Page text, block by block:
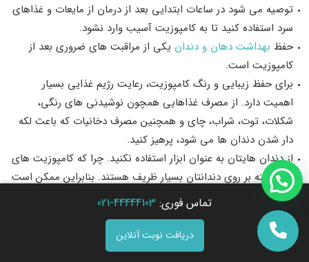
توصیه می‌ شود در ساعات ابتدایی بعد از درمان از مایعات و غذاهای
سرد استفاده کنید تا به کامپوزیت آسیب وارد نشود.
حفظ بهداشت دهان و دندان یکی از مراقبت های ضروری بعد از
کامپوزیت است.
برای حفظ زیبایی و رنگ کامپوزیت، رعایت رژیم غذایی بسیار
اهمیت دارد. از مصرف غذاهایی همچون نوشیدنی های رنگی،
شکلات، توت، شراب، چای و همچنین مصرف دخانیات که باعث لکه
دار شدن دندان ها می شود، پرهیز کنید.
از دندان هایتان به عنوان ابزار استفاده نکنید. چرا که کامپوزیت های
قرار گرفته بر روی دندانتان بسیار ظریف هستند. بنابراین ممکن است
بر اثر فشار هر چند کوچک دچار مشکل شوند.
خوردن آب بعد از هر وعده غذایی به تمیز و سالم نگه داشتن دندان
هایتان کمک می کند
تماس فوری: 44444103-021
دریافت نوبت آنلاین